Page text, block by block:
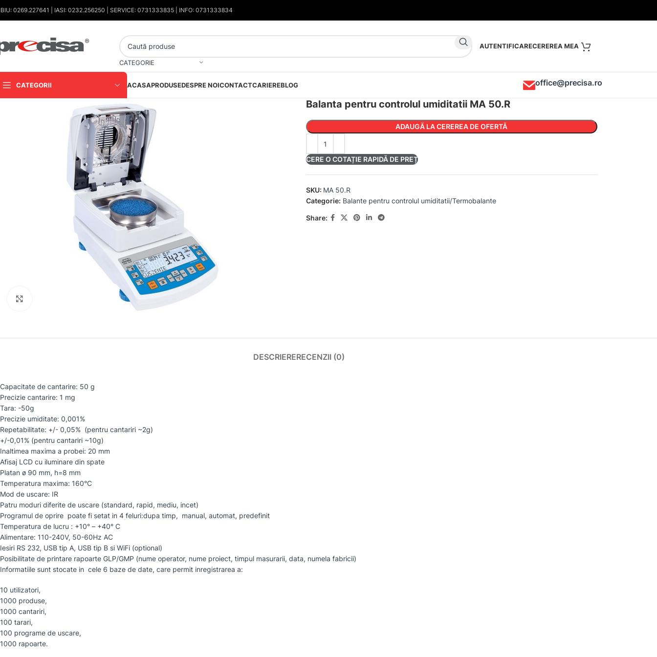
0269.227641 | IASI: 0232.256250 | SERVICE: 0731333835 | INFO: 0731333834
CATEGORIE
AUTENTIFICARE
CATEGORII ACASAPRODUSEDESPRE NOICONTACTCARIEREBLOG office@precisa.ro
Balanta pentru controlul umiditatii MA 50.R
ADAUGĂ LA CEREREA DE OFERTĂ
CERE O COTAȚIE RAPIDĂ DE PREȚ
SKU: MA 50.R
Categorie: Balante pentru controlul umiditatii/Termobalante
Share:
DESCRIERERECENZII (0)
Capacitate de cantarire: 50 g
Precizie cantarire: 1 mg
Tara: -50g
Precizie umiditate: 0,001%
Repetabilitate: +/- 0,05% (pentru cantariri ~2g)
+/-0,01% (pentru cantariri ~10g)
Inaltimea maxima a probei: 20 mm
Afisaj LCD cu iluminare din spate
Platan ø 90 mm, h=8 mm
Temperatura maxima: 160°C
Mod de uscare: IR
Patru moduri diferite de uscare (standard, rapid, mediu, incet)
Programul de oprire poate fi setat in 4 feluri:dupa timp, manual, automat, predefinit
Temperatura de lucru : +10° – +40° C
Alimentare: 110-240V, 50-60Hz AC
Iesiri RS 232, USB tip A, USB tip B si WiFi (optional)
Posibilitate de printare rapoarte GLP/GMP (nume operator, nume proiect, timpul masurarii, data, numela fabricii)
Informatiile sunt stocate in cele 6 baze de date, care permit inregistrarea a:
10 utilizatori,
1000 produse,
1000 cantariri,
100 tarari,
100 programe de uscare,
1000 rapoarte.